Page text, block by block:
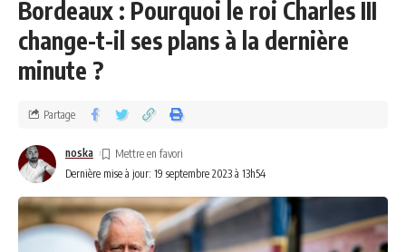
Bordeaux : Pourquoi le roi Charles III
change-t-il ses plans à la dernière
minute ?
Dernière mise à jour: 19 septembre 2023 à 13h54
noska
Partage